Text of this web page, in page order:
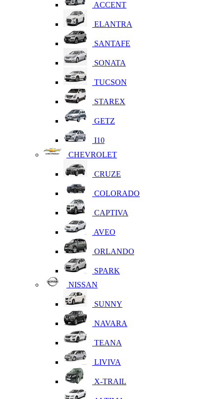
ACCENT
ELANTRA
SANTAFE
SONATA
TUCSON
STAREX
GETZ
I10
CHEVROLET
CRUZE
COLORADO
CAPTIVA
AVEO
ORLANDO
SPARK
NISSAN
SUNNY
NAVARA
TEANA
LIVIVA
X-TRAIL